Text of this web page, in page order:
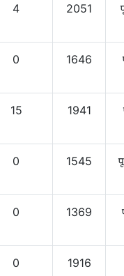
4 2051
0 1646
15 1941
0 1545
0 1369
0 1916